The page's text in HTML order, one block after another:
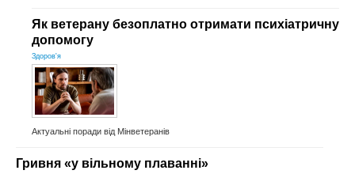
Як ветерану безоплатно отримати психіатричну
допомогу
Здоров'я
Актуальні поради від Мінветеранів
Гривня «у вільному плаванні»